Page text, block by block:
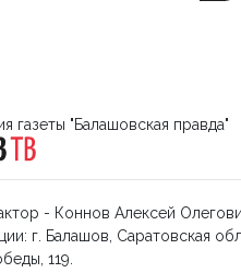
газеты "Балашовская правда"
- Коннов Алексей
г. Балашов, Саратовская
119.